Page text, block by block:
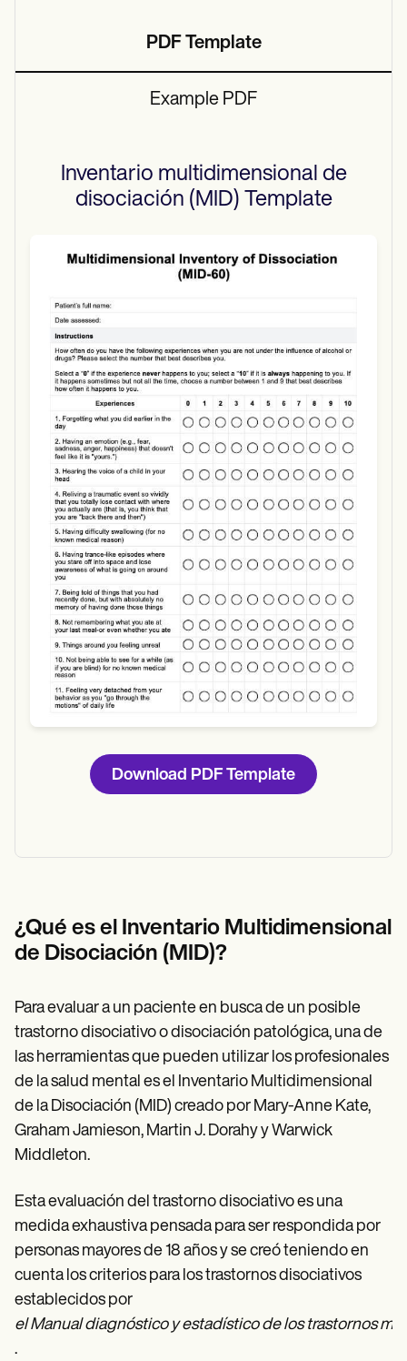
PDF Template
Example PDF
Inventario multidimensional de
disociación (MID) Template
Download
Download PDF Template
¿Qué es el Inventario Multidimensional
de Disociación (MID)?
Para evaluar a un paciente en busca de un posible
trastorno disociativo o disociación patológica, una de
las herramientas que pueden utilizar los profesionales
de la salud mental es el Inventario Multidimensional
de la Disociación (MID) creado por Mary-Anne Kate,
Graham Jamieson, Martin J. Dorahy y Warwick
Middleton.
Esta evaluación del trastorno disociativo es una
medida exhaustiva pensada para ser respondida por
personas mayores de 18 años y se creó teniendo en
cuenta los criterios para los trastornos disociativos
establecidos por
el Manual diagnóstico y estadístico de los trastornos
.